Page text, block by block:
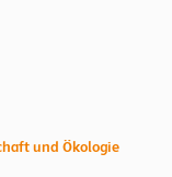
und Ökologie